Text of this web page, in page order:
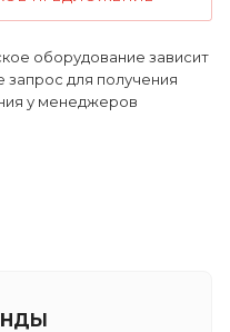
оборудование зависит
запрос для получения
у менеджеров